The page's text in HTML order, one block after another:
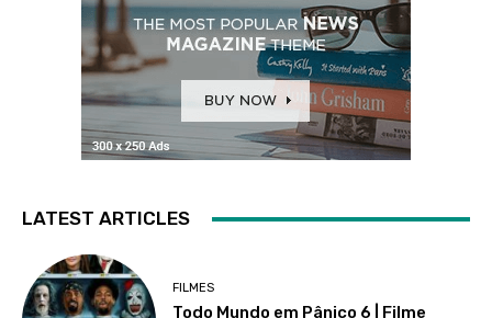
LATEST ARTICLES
FILMES
Todo Mundo em Pânico 6 | Filme